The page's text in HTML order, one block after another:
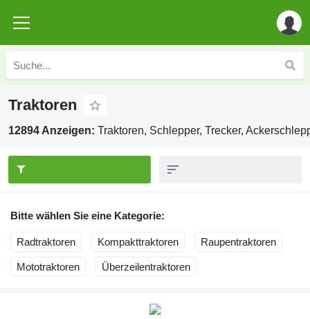
Traktoren
12894 Anzeigen: Traktoren, Schlepper, Trecker,
Bitte wählen Sie eine Kategorie:
Radtraktoren Kompakttraktoren Raupentraktoren
Mototraktoren Überzeilentraktoren